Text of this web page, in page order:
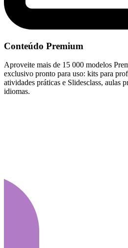
Conteúdo Premium
Aproveite mais de 15 000 modelos
exclusivo pronto para uso: kits para
atividades práticas e Slidesclass, aulas
idiomas.